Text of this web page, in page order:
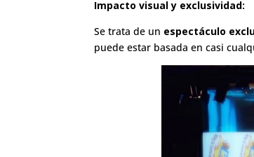
Impacto visual y exclusividad:
Se trata de un espectáculo
puede estar basada en casi